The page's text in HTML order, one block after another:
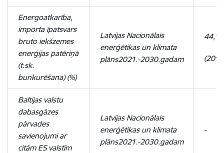
Energoatkarība,
importa īpatsvars
bruto iekšzemes
enerģijas patēriņā
(t.sk.
bunkurēšana) (%)
Latvijas Nacionālais
enerģētikas un klimata
plāns2021.-2030.gadam
44,1
(2017)
Baltijas valstu
dabasgāzes
pārvades
savienojumi ar
citām ES valstīm
Latvijas Nacionālais
enerģētikas un klimata
plāns2021.-2030.gadam
-